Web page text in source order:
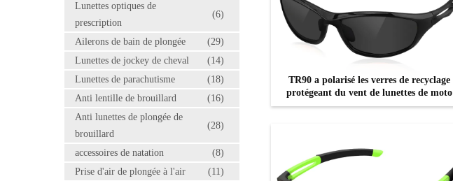
Lunettes optiques de
prescription
(6)
Ailerons de bain de plongée
(29)
Lunettes de jockey de cheval
(14)
Lunettes de parachutisme
(18)
Anti lentille de brouillard
(16)
Anti lunettes de plongée de
brouillard
(28)
accessoires de natation
(8)
Prise d'air de plongée à l'air
(11)
TR90 a polarisé les verres de recyclage
protégeant du vent de lunettes de moto